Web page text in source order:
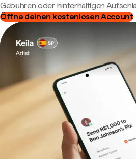
Gebühren oder hinterhältigen
Öffne deinen kostenlosen Account